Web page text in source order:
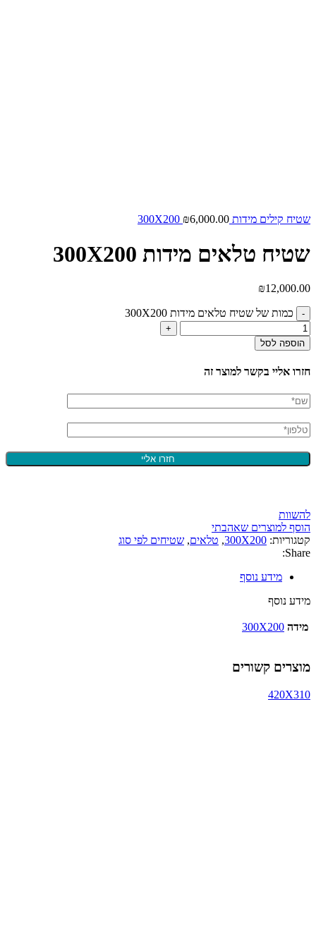
שטיח קילים מידות 300X200 ₪6,000.00
שטיח טלאים מידות 300X200
₪12,000.00
כמות של שטיח טלאים מידות 300X200
הוספה לסל
חזרו אליי בקשר למוצר זה
להשוות
הוסף למוצרים שאהבתי
קטגוריות: 300X200
, טלאים, שטיחים לפי סוג
Share:
מידע נוסף
מידע נוסף
מידה 300X200
מוצרים קשורים
420X310